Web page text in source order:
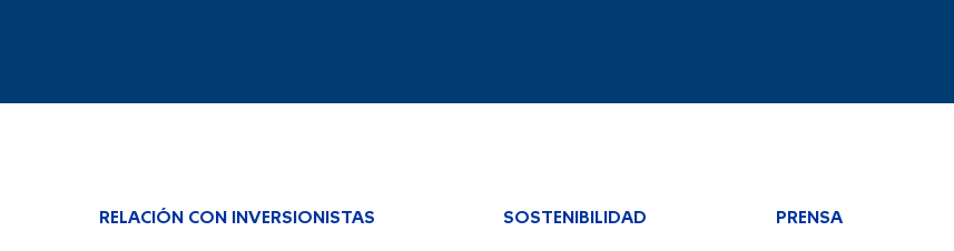
RELACIÓN CON INVERSIONISTAS SOSTENIBILIDAD PRENSA